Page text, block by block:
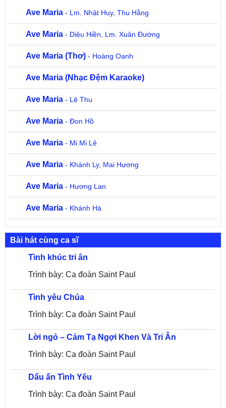
Ave Maria - Lm. Nhật Huy, Thu Hằng
Ave Maria - Diệu Hiền, Lm. Xuân Đường
Ave Maria (Thơ) - Hoàng Oanh
Ave Maria (Nhạc Đệm Karaoke)
Ave Maria - Lệ Thu
Ave Maria - Đon Hồ
Ave Maria - Mi Mi Lê
Ave Maria - Khánh Ly, Mai Hương
Ave Maria - Hương Lan
Ave Maria - Khánh Hà
Bài hát cùng ca sĩ
Tình khúc tri ân
Trình bày: Ca đoàn Saint Paul
Tình yêu Chúa
Trình bày: Ca đoàn Saint Paul
Lời ngỏ – Cảm Tạ Ngợi Khen Và Tri Ân
Trình bày: Ca đoàn Saint Paul
Dấu ấn Tình Yêu
Trình bày: Ca đoàn Saint Paul